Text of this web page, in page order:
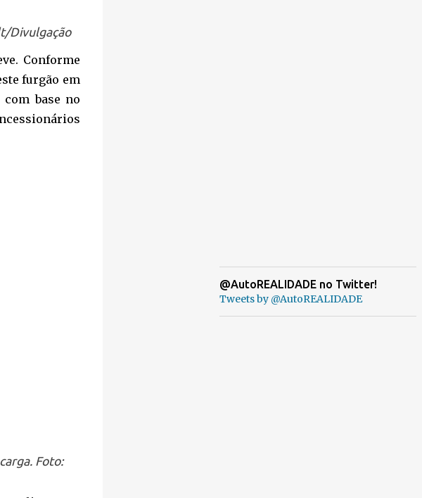
Divulgação
Conforme
furgão em
base no
Foto:
@AutoREALIDADE no Twitter!
Tweets by @AutoREALIDADE